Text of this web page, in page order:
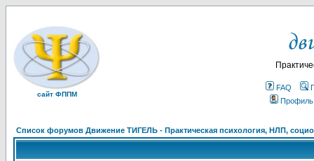
сайт ФППМ
FAQ
Профиль
Список форумов Движение ТИГЕЛЬ - Практическая психология, НЛП,